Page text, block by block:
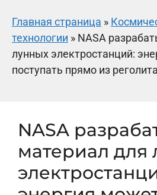
Главная страница »
технологии » NASA
лунных электростанций:
поступать прямо из реголита
NASA
материал для